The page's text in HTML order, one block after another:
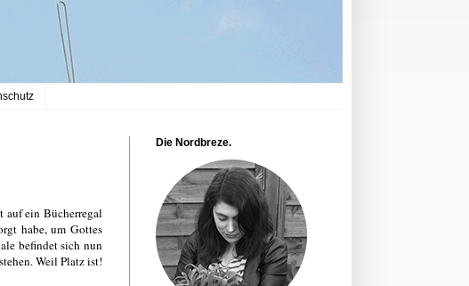
auf ein Bücherregal
habe, um Gottes
befindet sich nun
Weil Platz ist!
Die Nordbreze.